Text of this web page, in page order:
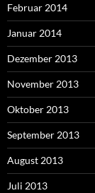
Februar 2014
Januar 2014
Dezember 2013
November 2013
Oktober 2013
September 2013
August 2013
Juli 2013